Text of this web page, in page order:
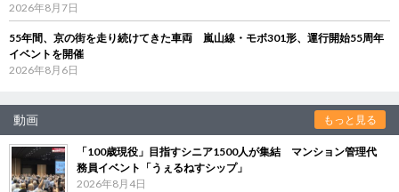
2026年8月7日
55年間、京の街を走り続けてきた車両 嵐山線・モボ301形、運行開始55周年
イベントを開催
2026年8月6日
動画 もっと見る
「100歳現役」目指すシニア1500人が集結 マンション管理代
務員イベント「うぇるねすシップ」
2026年8月4日